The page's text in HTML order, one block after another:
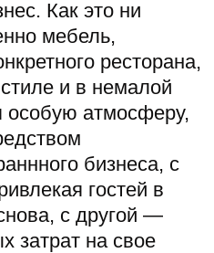
Как это ни
мебель,
ресторана,
и в немалой
особую атмосферу,
бизнеса, с
гостей в
с другой —
затрат на свое